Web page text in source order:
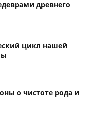
древнего
цикл нашей
о чистоте рода и